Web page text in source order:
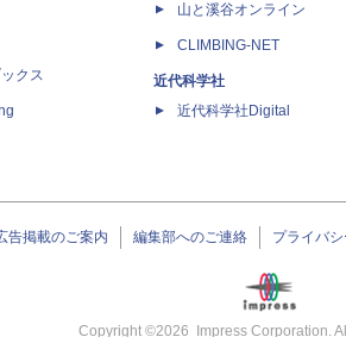
クス
山と溪谷オンライン
CLIMBING-NET
近代科学社
近代科学社Digital
告掲載のご案内 編集部へのご連絡 プライバ
Copyright ©2026 Impress Corporation.